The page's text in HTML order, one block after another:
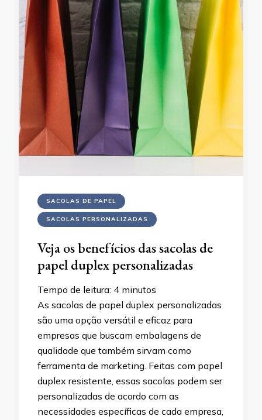
SACOLAS DE PAPEL
SACOLAS PERSONALIZADAS
Veja os benefícios das sacolas de
papel duplex personalizadas
Tempo de leitura: 4 minutos
As sacolas de papel duplex personalizadas
são uma opção versátil e eficaz para
empresas que buscam embalagens de
qualidade que também sirvam como
ferramenta de marketing. Feitas com papel
duplex resistente, essas sacolas podem ser
personalizadas de acordo com as
necessidades específicas de cada empresa,